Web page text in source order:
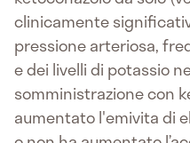
clinicamente
pressione arteriosa,
e dei livelli di potassio
somministrazione con
aumentato l'emivita di